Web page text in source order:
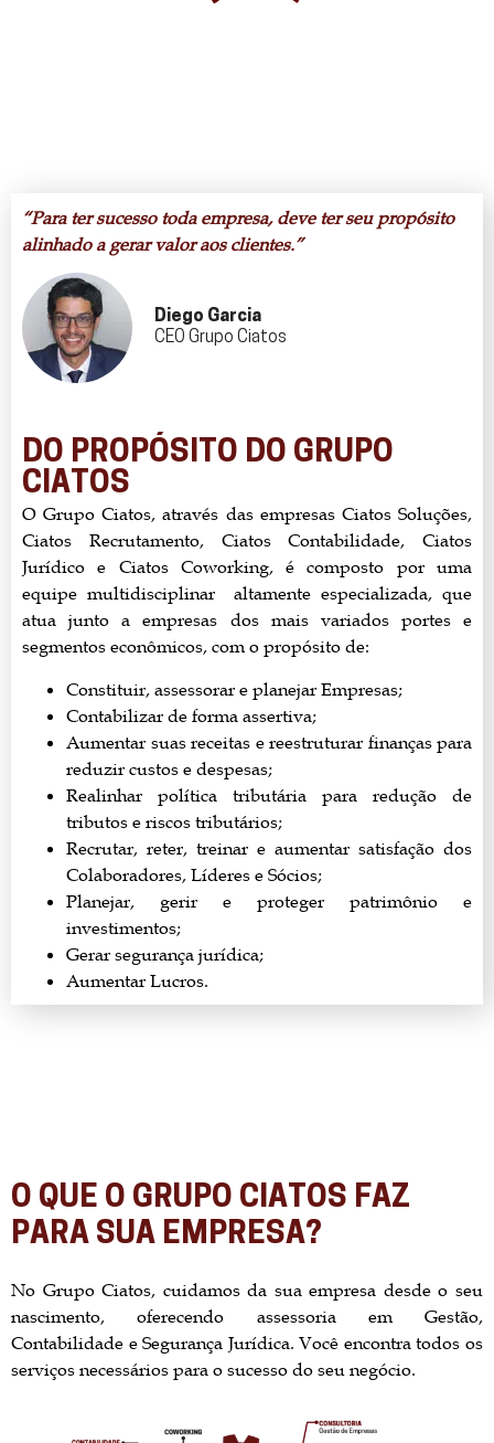
“Para ter sucesso toda empresa, deve ter seu propósito
alinhado a gerar valor aos clientes.”
Diego Garcia
CEO Grupo Ciatos
DO PROPÓSITO DO GRUPO
CIATOS
O Grupo Ciatos, através das empresas Ciatos Soluções,
Ciatos Recrutamento, Ciatos Contabilidade, Ciatos
Jurídico e Ciatos Coworking, é composto por uma
equipe multidisciplinar altamente especializada, que
atua junto a empresas dos mais variados portes e
segmentos econômicos, com o propósito de:
Constituir, assessorar e planejar Empresas;
Contabilizar de forma assertiva;
Aumentar suas receitas e reestruturar finanças para
reduzir custos e despesas;
Realinhar política tributária para redução de
tributos e riscos tributários;
Recrutar, reter, treinar e aumentar satisfação dos
Colaboradores, Líderes e Sócios;
Planejar, gerir e proteger patrimônio e
investimentos;
Gerar segurança jurídica;
Aumentar Lucros.
O QUE O GRUPO CIATOS FAZ
PARA SUA EMPRESA?
No Grupo Ciatos, cuidamos da sua empresa desde o seu
nascimento, oferecendo assessoria em Gestão,
Contabilidade e Segurança Jurídica. Você encontra todos os
serviços necessários para o sucesso do seu negócio.